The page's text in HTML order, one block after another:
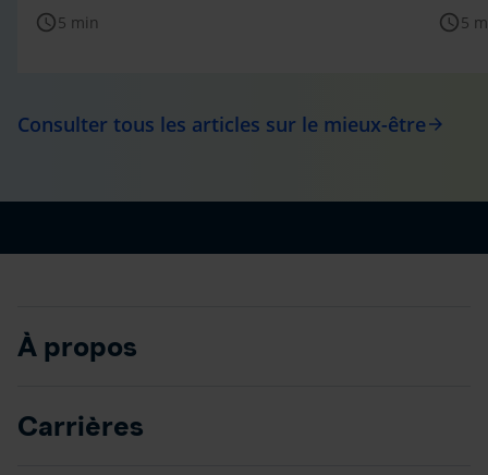
schedule5 min schedule5
Consulter tous les articles sur le mieux-êtrearrow_forward
À propos
Carrières